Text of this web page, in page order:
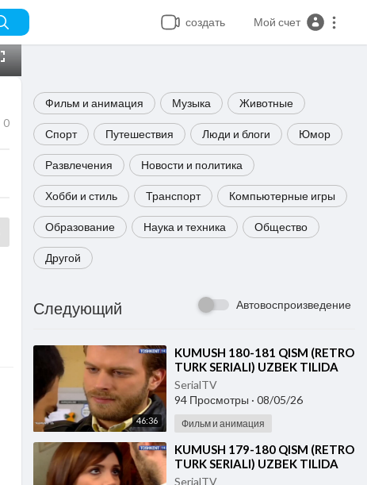
создать Мой счет
Фильм и анимация Музыка Животные
Спорт Путешествия Люди и блоги Юмор
Развлечения Новости и политика
Хобби и стиль Транспорт Компьютерные игры
Образование Наука и техника Общество
Другой
Следующий Автовоспроизведение
46:36
⁣KUMUSH 180-181 QISM (RETRO
TURK SERIALI) UZBEK TILIDA
SerialTV
94 Просмотры · 08/05/26
Фильм и анимация
⁣KUMUSH 179-180 QISM (RETRO
TURK SERIALI) UZBEK TILIDA
SerialTV
0